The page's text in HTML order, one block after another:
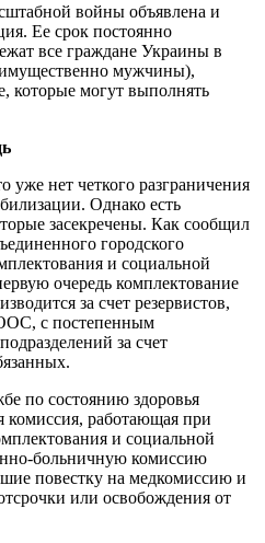
войны объявлена и
Ее срок постоянно
все граждане Украины в
мужчины),
которые могут выполнять
нет четкого разграничения
Однако есть
засекречены. Как сообщил
городского
и социальной
очередь комплектование
за счет резервистов,
с постепенным
за счет
по состоянию здоровья
комиссия, работающая при
и социальной
больничную комиссию
повестку на медкомиссию и
или освобождения от